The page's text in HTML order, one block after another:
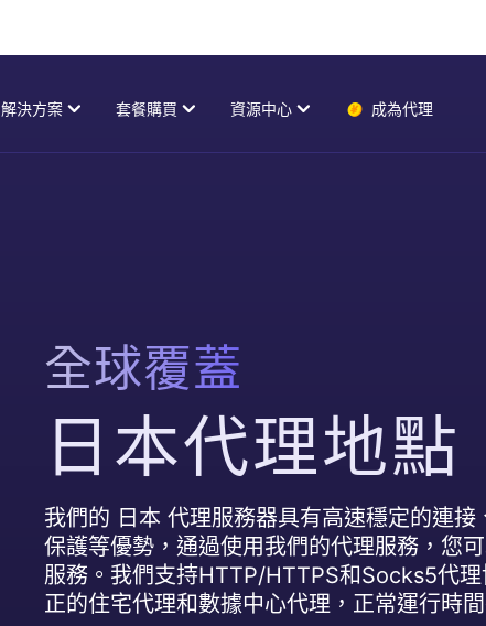
解決方案
電子商務
數據抓取
套餐購買
數據中心代理
市場上性能更佳的代理
資源中心
常見問題
查找常見問題的解答
幫助文檔
幫助您了解IPFLY的使用
博客中心
定期與您分享行業資訊及乾貨知識
成為代理
全球覆蓋
日本代理地點
我們的 日本 代理服務器具有高速穩定的連
保護等優勢，通過使用我們的代理服務，您
服務。我們支持HTTP/HTTPS和Socks5代
正的住宅代理和數據中心代理，正常運行時